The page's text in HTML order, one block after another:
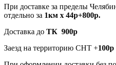
При доставке за пределы
отдельно за 1км х 44р+800р.
Доставка до ТК 900р
Заезд на территорию СНТ +100р